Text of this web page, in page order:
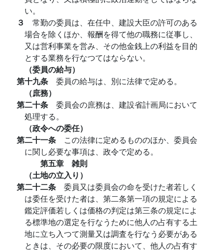
い。
３ 常勤の委員は、在任中、建設大臣の許可のある
場合を除くほか、報酬を得て他の職務に従事し、
又は営利事業を営み、その他金銭上の利益を目的
とする業務を行なつてはならない。
（委員の給与）
第十九条 委員の給与は、別に法律で定める。
（庶務）
第二十条 委員会の庶務は、建設省計画局において
処理する。
（政令への委任）
第二十一条 この法律に定めるもののほか、委員会
に関し必要な事項は、政令で定める。
第五章 雑則
（土地の立入り）
第二十二条 委員又は委員会の命を受けた者若しく
は委任を受けた者は、第二条第一項の規定による
鑑定評価若しくは価格の判定は第三条の規定によ
る標準地の選定を行なうために他人の占有する土
地に立ち入つて測量又は調査を行なう必要がある
ときは、その必要の限度において、他人の占有す